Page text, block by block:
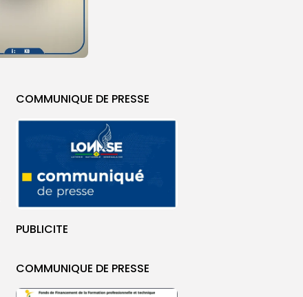
COMMUNIQUE DE PRESSE
PUBLICITE
COMMUNIQUE DE PRESSE